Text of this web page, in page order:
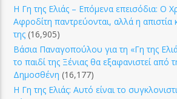
Η Γη της Ελιάς – Επόμενα επεισόδια: Ο
Αφροδίτη παντρεύονται, αλλά η απιστία
της (16,905)
Βάσια Παναγοπούλου για τη «Γη της
το παιδί της Ξένιας θα εξαφανιστεί από
Δημοσθένη (16,177)
Η Γη της Ελιάς: Αυτό είναι το